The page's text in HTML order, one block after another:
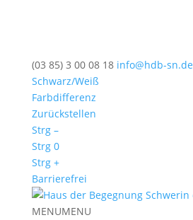
(03 85) 3 00 08 18 info@hdb-sn.de
Schwarz/Weiß
Farbdifferenz
Zurückstellen
Strg –
Strg 0
Strg +
Barrierefrei
MENUMENU